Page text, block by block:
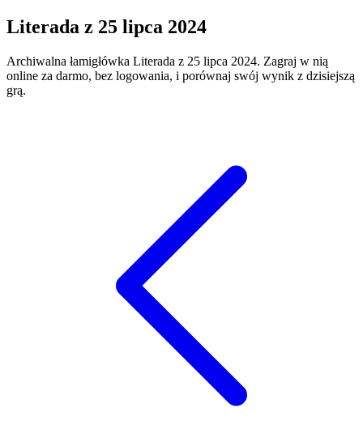
Literada z 25 lipca 2024
Archiwalna łamigłówka Literada z 25 lipca 2024. Zagraj w nią
online za darmo, bez logowania, i porównaj swój wynik z dzisiejszą
grą.